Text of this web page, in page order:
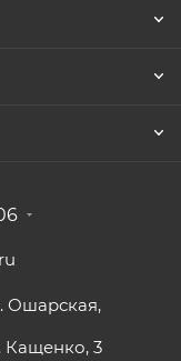
Ошарская,
Кащенко, 3